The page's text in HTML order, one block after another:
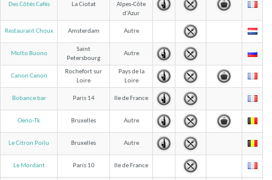
Des Côtés Cafés La Ciotat
Alpes-Côte
d'Azur
Restaurant Choux Amsterdam Autre
Molto Buono
Saint
Petersbourg
Autre
Canon Canon
Rochefort sur
Loire
Pays de la
Loire
Bobance bar Paris 14 Ile de France
Oeno-Tk Bruxelles Autre
Le Citron Poilu Bruxelles Autre
Le Mordant Paris 10 Ile de France